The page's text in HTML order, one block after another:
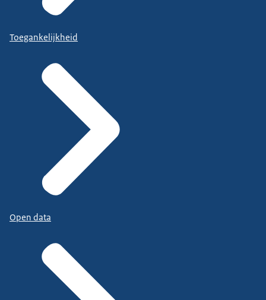
Toegankelijkheid
Open data